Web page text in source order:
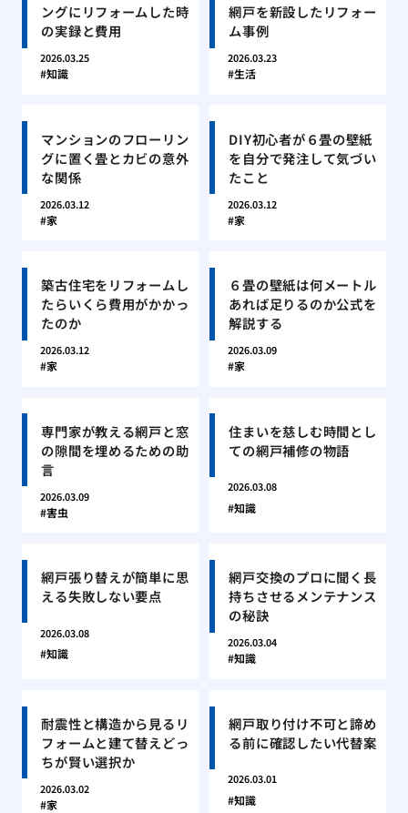
ングにリフォームした時
の実録と費用
2026.03.25
知識
網戸を新設したリフォー
ム事例
2026.03.23
生活
マンションのフローリン
グに置く畳とカビの意外
な関係
2026.03.12
家
DIY初心者が６畳の壁紙
を自分で発注して気づい
たこと
2026.03.12
家
築古住宅をリフォームし
たらいくら費用がかかっ
たのか
2026.03.12
家
６畳の壁紙は何メートル
あれば足りるのか公式を
解説する
2026.03.09
家
専門家が教える網戸と窓
の隙間を埋めるための助
言
2026.03.09
害虫
住まいを慈しむ時間とし
ての網戸補修の物語
2026.03.08
知識
網戸張り替えが簡単に思
える失敗しない要点
2026.03.08
知識
網戸交換のプロに聞く長
持ちさせるメンテナンス
の秘訣
2026.03.04
知識
耐震性と構造から見るリ
フォームと建て替えどっ
ちが賢い選択か
2026.03.02
家
網戸取り付け不可と諦め
る前に確認したい代替案
2026.03.01
知識